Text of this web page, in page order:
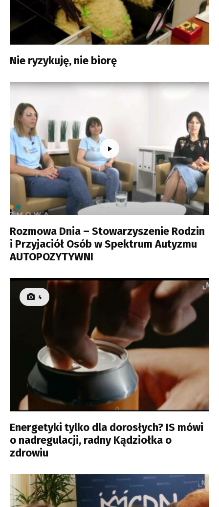
Nie ryzykuję, nie biorę
Rozmowa Dnia – Stowarzyszenie Rodzin
i Przyjaciół Osób w Spektrum Autyzmu
AUTOPOZYTYWNI
4
Energetyki tylko dla dorosłych? IS mówi
o nadregulacji, radny Kądziołka o
zdrowiu